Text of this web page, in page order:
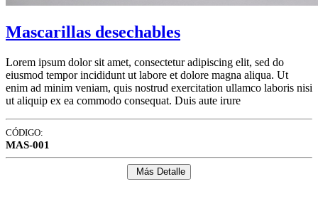
Mascarillas desechables
Lorem ipsum dolor sit amet, consectetur adipiscing elit, sed do
eiusmod tempor incididunt ut labore et dolore magna aliqua. Ut
enim ad minim veniam, quis nostrud exercitation ullamco laboris nisi
ut aliquip ex ea commodo consequat. Duis aute irure
CÓDIGO:
MAS-001
Más Detalle